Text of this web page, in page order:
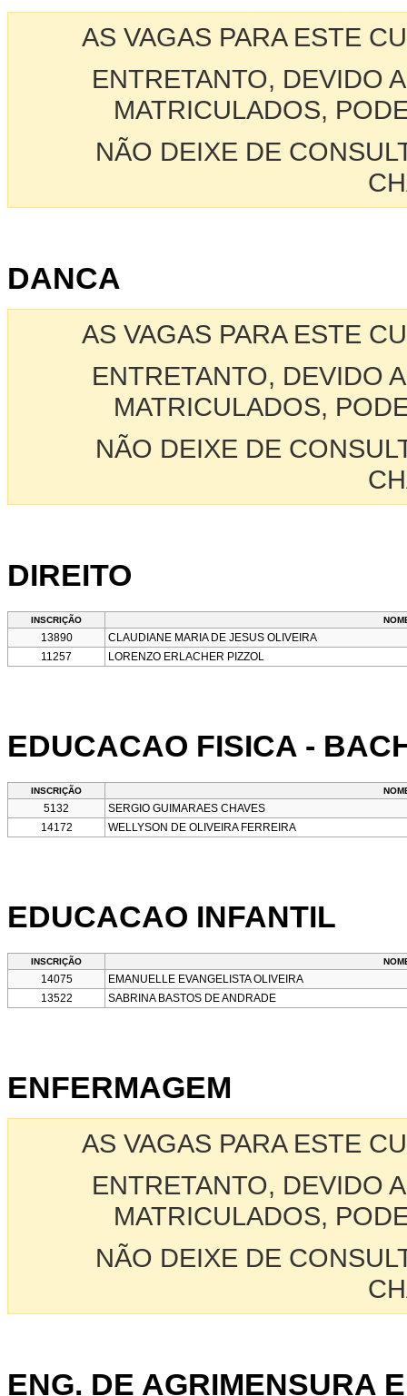
AS VAGAS PARA ESTE
ENTRETANTO, DEVIDO
MATRICULADOS,
NÃO DEIXE DE
DANCA
AS VAGAS PARA ESTE
ENTRETANTO, DEVIDO
MATRICULADOS,
NÃO DEIXE DE
DIREITO
INSCRIÇÃO
13890
CLAUDIANE MARIA DE JESUS OLIVEIRA
11257
LORENZO ERLACHER PIZZOL
EDUCACAO FISICA -
INSCRIÇÃO
5132
SERGIO GUIMARAES CHAVES
14172
WELLYSON DE OLIVEIRA FERREIRA
EDUCACAO INFANTIL
INSCRIÇÃO
14075
EMANUELLE EVANGELISTA OLIVEIRA
13522
SABRINA BASTOS DE ANDRADE
ENFERMAGEM
AS VAGAS PARA ESTE
ENTRETANTO, DEVIDO
MATRICULADOS,
NÃO DEIXE DE
ENG. DE AGRIMENSURA